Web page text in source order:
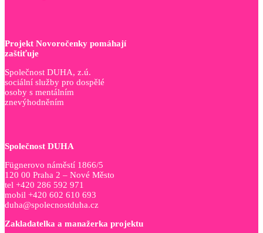
Projekt Novoročenky pomáhají
zaštiťuje
Společnost DUHA, z.ú.
sociální služby pro dospělé
osoby s mentálním
znevýhodněním
Společnost DUHA
Fügnerovo náměstí 1866/5
120 00 Praha 2 – Nové Město
tel +420 286 592 971
mobil +420 602 610 693
duha@spolecnostduha.cz
Zakladatelka a manažerka projektu